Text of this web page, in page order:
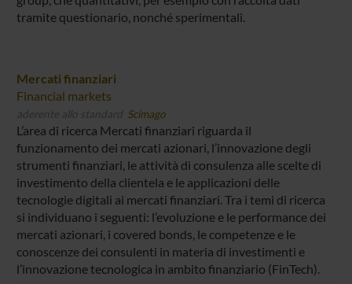
tramite questionario, nonché sperimentali.
Mercati finanziari
Financial markets
aderente allo standard Scimago
L’area di ricerca Mercati finanziari riguarda il
funzionamento dei mercati azionari, l’innovazione degli
strumenti finanziari, le attività di consulenza alle scelte di
investimento della clientela e le applicazioni delle
tecnologie digitali ai mercati finanziari. Tra i temi di ricerca
si individuano i seguenti: l’evoluzione e le performance dei
mercati azionari, i covered bonds, le competenze e le
conoscenze dei consulenti in materia di investimenti e
l’innovazione tecnologica in ambito finanziario (FinTech).